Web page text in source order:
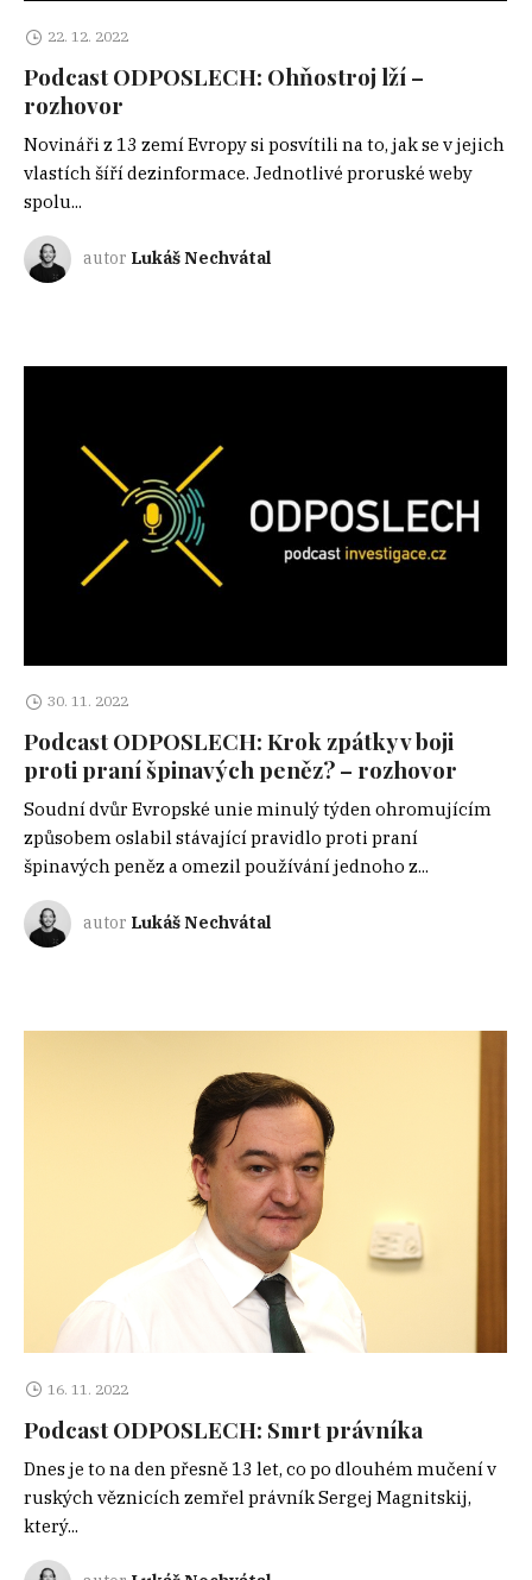
22. 12. 2022
Podcast ODPOSLECH: Ohňostroj lží –
rozhovor
Novináři z 13 zemí Evropy si posvítili na to, jak se v jejich
vlastích šíří dezinformace. Jednotlivé proruské weby
spolu...
autor Lukáš Nechvátal
30. 11. 2022
Podcast ODPOSLECH: Krok zpátky v boji
proti praní špinavých peněz? – rozhovor
Soudní dvůr Evropské unie minulý týden ohromujícím
způsobem oslabil stávající pravidlo proti praní
špinavých peněz a omezil používání jednoho z...
autor Lukáš Nechvátal
16. 11. 2022
Podcast ODPOSLECH: Smrt právníka
Dnes je to na den přesně 13 let, co po dlouhém mučení v
ruských věznicích zemřel právník Sergej Magnitskij,
který...